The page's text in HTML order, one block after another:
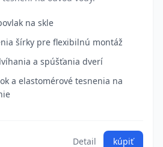
na skle
šírky pre flexibilnú montáž
a spúšťania dverí
a elastomérové tesnenia na
Detail kúpiť